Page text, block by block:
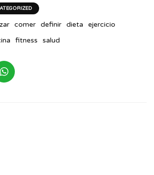
comer definir dieta
ejercicio
fitness salud